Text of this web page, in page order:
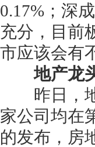
0.17%；深
充分，目前
市应该会有
地产龙
昨日，地
家公司均在
的发布，房